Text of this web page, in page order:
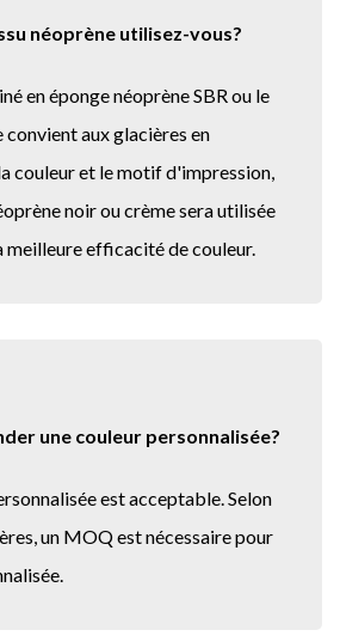
néoprène utilisez-vous?
en éponge néoprène SBR ou le
aux glacières en
couleur et le motif d'impression,
noir ou crème sera utilisée
meilleure efficacité de couleur.
une couleur personnalisée?
est acceptable. Selon
un MOQ est nécessaire pour